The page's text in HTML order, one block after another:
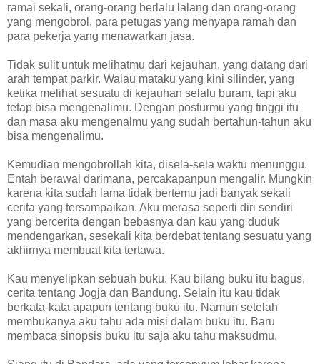
ramai sekali, orang-orang berlalu lalang dan orang-orang
yang mengobrol, para petugas yang menyapa ramah dan
para pekerja yang menawarkan jasa.
Tidak sulit untuk melihatmu dari kejauhan, yang datang dari
arah tempat parkir. Walau mataku yang kini silinder, yang
ketika melihat sesuatu di kejauhan selalu buram, tapi aku
tetap bisa mengenalimu. Dengan posturmu yang tinggi itu
dan masa aku mengenalmu yang sudah bertahun-tahun aku
bisa mengenalimu.
Kemudian mengobrollah kita, disela-sela waktu menunggu.
Entah berawal darimana, percakapanpun mengalir. Mungkin
karena kita sudah lama tidak bertemu jadi banyak sekali
cerita yang tersampaikan. Aku merasa seperti diri sendiri
yang bercerita dengan bebasnya dan kau yang duduk
mendengarkan, sesekali kita berdebat tentang sesuatu yang
akhirnya membuat kita tertawa.
Kau menyelipkan sebuah buku. Kau bilang buku itu bagus,
cerita tentang Jogja dan Bandung. Selain itu kau tidak
berkata-kata apapun tentang buku itu. Namun setelah
membukanya aku tahu ada misi dalam buku itu. Baru
membaca sinopsis buku itu saja aku tahu maksudmu.